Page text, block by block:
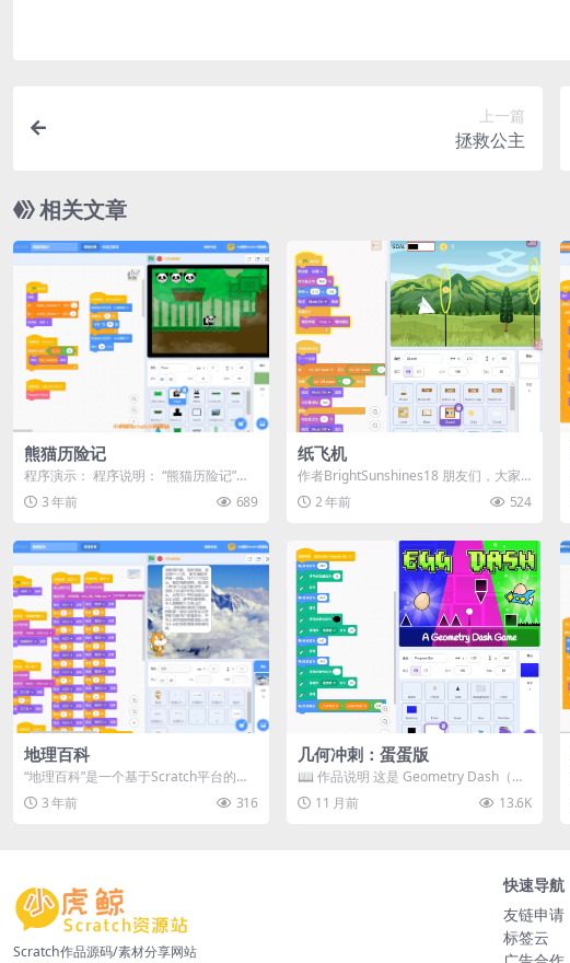
上一篇
拯救公主
相关文章
熊猫历险记
程序演示： 程序说明： “熊猫历险记”是
一个基于Scratch编程平台的类似超级...
3 年前 689
纸飞机
作者BrightSunshines18 朋友们，大家
好。在这里，我创建了一个关于...
2 年前 524
地理百科
“地理百科”是一个基于Scratch平台的地
理知识讲解程序。它以图文结合的方
式，...3 年前 316
几何冲刺：蛋蛋版
📖 作品说明 这是 Geometry Dash（几
何冲刺） 的一个趣味改编版，不...
11 月前 13.6K
Scratch作品源码/素材分享网站
快速导航
友链申请
标签云